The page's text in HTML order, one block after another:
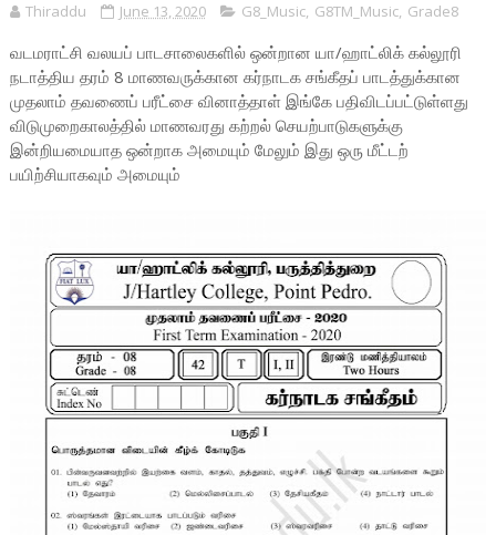
Thiraddu June 13, 2020 G8_Music, G8TM_Music, Grade8
வடமராட்சி வலயப் பாடசாலைகளில் ஒன்றான யா/ஹாட்லிக் கல்லூரி
நடாத்திய தரம் 8 மாணவருக்கான கர்நாடக சங்கீதப் பாடத்துக்கான
முதலாம் தவணைப் பரீட்சை வினாத்தாள் இங்கே பதிவிடப்பட்டுள்ளது
விடுமுறைகாலத்தில் மாணவரது கற்றல் செயற்பாடுகளுக்கு
இன்றியமையாத ஒன்றாக அமையும் மேலும் இது ஒரு மீட்டற்
பயிற்சியாகவும் அமையும்